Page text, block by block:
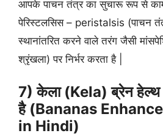
आपके पाचन तंत्र का सुचारू रूप से काम
पेरिस्टलसिस – peristalsis (पाचन
स्थानांतरित करने वाले तरंग जैसी
श्रृंखला) पर निर्भर करता है |
7) केला (Kela) ब्रेन हेल्थ
है (Bananas
in Hindi)